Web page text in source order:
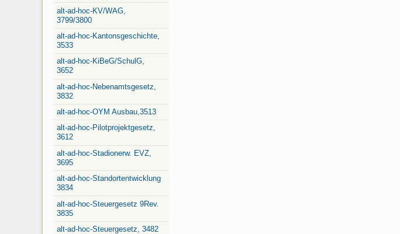
alt-ad-hoc-KV/WAG,
3799/3800
alt-ad-hoc-Kantonsgeschichte,
3533
alt-ad-hoc-KiBeG/SchulG,
3652
alt-ad-hoc-Nebenamtsgesetz,
3832
alt-ad-hoc-OYM Ausbau,3513
alt-ad-hoc-Pilotprojektgesetz,
3612
alt-ad-hoc-Stadionerw. EVZ,
3695
alt-ad-hoc-Standortentwicklung
3834
alt-ad-hoc-Steuergesetz 9Rev.
3835
alt-ad-hoc-Steuergesetz, 3482